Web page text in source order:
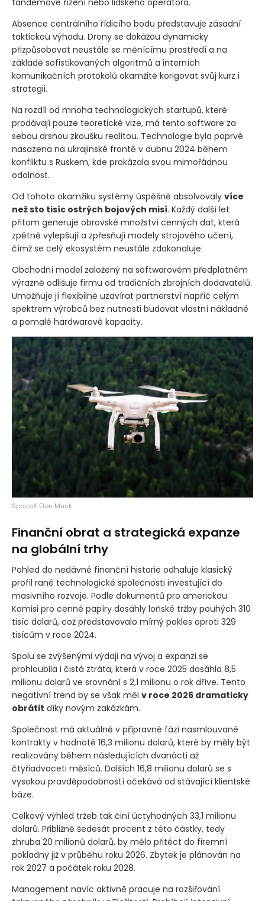
Absence centrálního řídicího bodu představuje zásadní
taktickou výhodu. Drony se dokážou dynamicky
přizpůsobovat neustále se měnícímu prostředí a na
základě sofistikovaných algoritmů a interních
komunikačních protokolů okamžitě korigovat svůj kurz i
strategii.
Na rozdíl od mnoha technologických startupů, které
prodávají pouze teoretické vize, má tento software za
sebou drsnou zkoušku realitou. Technologie byla poprvé
nasazena na ukrajinské frontě v dubnu 2024 během
konfliktu s Ruskem, kde prokázala svou mimořádnou
odolnost.
Od tohoto okamžiku systémy úspěšně absolvovaly více
než sto tisíc ostrých bojových misí. Každý další let
přitom generuje obrovské množství cenných dat, která
zpětně vylepšují a zpřesňují modely strojového učení,
čímž se celý ekosystém neustále zdokonaluje.
Obchodní model založený na softwarovém předplatném
výrazně odlišuje firmu od tradičních zbrojních dodavatelů.
Umožňuje jí flexibilně uzavírat partnerství napříč celým
spektrem výrobců bez nutnosti budovat vlastní nákladné
a pomalé hardwarové kapacity.
SpaceX Elon Musk
Finanční obrat a strategická expanze
na globální trhy
Pohled do nedávné finanční historie odhaluje klasický
profil rané technologické společnosti investující do
masivního rozvoje. Podle dokumentů pro americkou
Komisi pro cenné papíry dosáhly loňské tržby pouhých 310
tisíc dolarů, což představovalo mírný pokles oproti 329
tisícům v roce 2024.
Spolu se zvýšenými výdaji na vývoj a expanzi se
prohloubila i čistá ztráta, která v roce 2025 dosáhla 8,5
milionu dolarů ve srovnání s 2,1 milionu o rok dříve. Tento
negativní trend by se však měl v roce 2026 dramaticky
obrátit díky novým zakázkám.
Společnost má aktuálně v přípravné fázi nasmlouvané
kontrakty v hodnotě 16,3 milionu dolarů, které by měly být
realizovány během následujících dvanácti až
čtyřiadvaceti měsíců. Dalších 16,8 milionu dolarů se s
vysokou pravděpodobností očekává od stávající klientské
báze.
Celkový výhled tržeb tak činí úctyhodných 33,1 milionu
dolarů. Přibližně šedesát procent z této částky, tedy
zhruba 20 milionů dolarů, by mělo přitéct do firemní
pokladny již v průběhu roku 2026. Zbytek je plánován na
rok 2027 a počátek roku 2028.
Management navíc aktivně pracuje na rozšiřování